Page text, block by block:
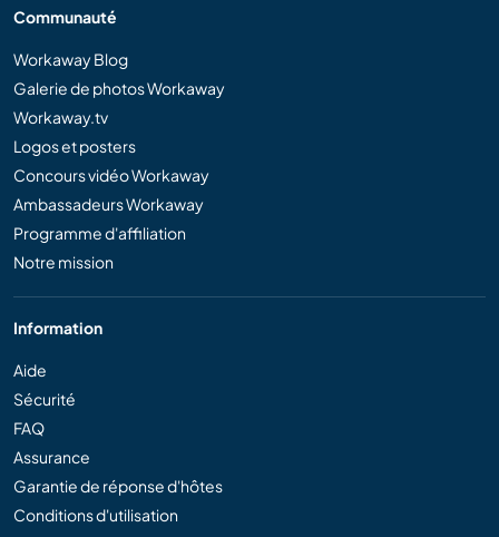
Communauté
Workaway Blog
Galerie de photos Workaway
Workaway.tv
Logos et posters
Concours vidéo Workaway
Ambassadeurs Workaway
Programme d'affiliation
Notre mission
Information
Aide
Sécurité
FAQ
Assurance
Garantie de réponse d'hôtes
Conditions d'utilisation